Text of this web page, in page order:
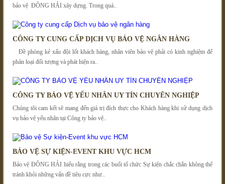
bảo vệ ĐÔNG HẢI xây dựng. Trong quá..
CÔNG TY CUNG CẤP DỊCH VỤ BẢO VỆ NGÂN HÀNG
Đề phòng kẻ xấu đội lốt khách hàng, nhân viên bảo vệ phải có kinh nghiệm để
phân loại đối tượng và phát hiện ra..
CÔNG TY BẢO VỆ YẾU NHÂN UY TÍN CHUYÊN NGHIỆP
Chúng tôi cam kết sẽ mang đến giá trị đích thực cho Khách hàng khi sử dụng dịch
vụ bảo vệ yếu nhân tại Công ty bảo vệ..
BẢO VỆ SỰ KIỆN-EVENT KHU VỰC HCM
Bảo vệ ĐÔNG HẢI hiểu rằng trong các buổi tổ chức Sự kiện chắc chắn không thể
tránh khỏi những vấn đề tiêu cực như..